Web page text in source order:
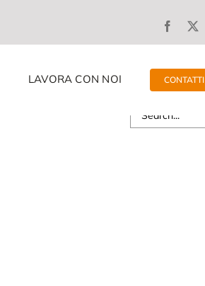
LAVORA CON NOI CONTATTI
Search
for: